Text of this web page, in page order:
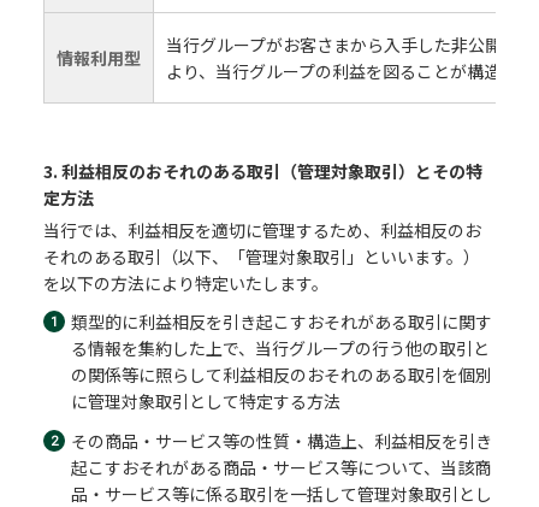
情報利用型
当行グループがお客さまから入手した非公開情
より、当行グループの利益を図ることが構造的
3. 利益相反のおそれのある取引（管理対象取引）とその特
定方法
当行では、利益相反を適切に管理するため、利益相反のお
それのある取引（以下、「管理対象取引」といいます。）
を以下の方法により特定いたします。
類型的に利益相反を引き起こすおそれがある取引に関す
る情報を集約した上で、当行グループの行う他の取引と
の関係等に照らして利益相反のおそれのある取引を個別
に管理対象取引として特定する方法
その商品・サービス等の性質・構造上、利益相反を引き
起こすおそれがある商品・サービス等について、当該商
品・サービス等に係る取引を一括して管理対象取引とし